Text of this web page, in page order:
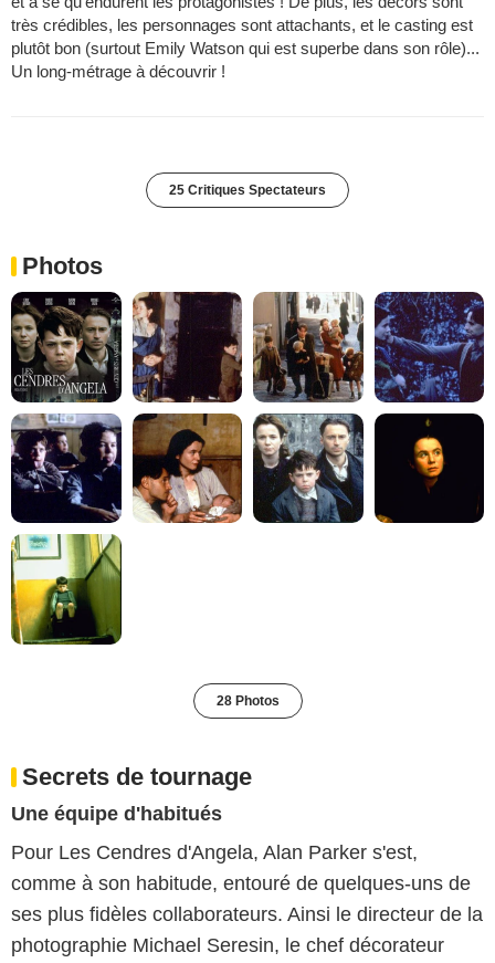
très crédibles, les personnages sont attachants, et le casting est
plutôt bon (surtout Emily Watson qui est superbe dans son rôle)...
Un long-métrage à découvrir !
25 Critiques Spectateurs
Photos
28 Photos
Secrets de tournage
Une équipe d'habitués
Pour Les Cendres d'Angela, Alan Parker s'est,
comme à son habitude, entouré de quelques-uns de
ses plus fidèles collaborateurs. Ainsi le directeur de la
photographie Michael Seresin, le chef décorateur